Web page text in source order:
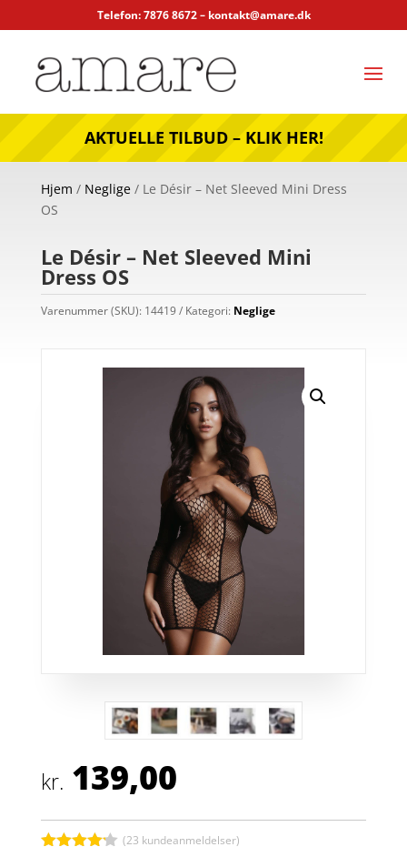
Telefon: 7876 8672 – kontakt@amare.dk
AKTUELLE TILBUD – KLIK HER!
Hjem / Neglige/ Le Désir – Net Sleeved Mini Dress
OS
Le Désir – Net Sleeved Mini
Dress OS
Varenummer (SKU): 14419 Kategori: Neglige
kr. 139,00
(23 kundeanmeldelser)